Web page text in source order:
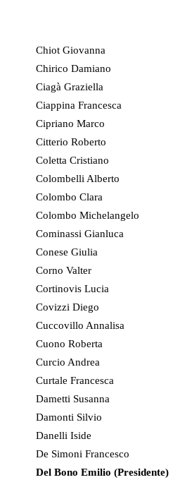
Chiot Giovanna
Chirico Damiano
Ciagà Graziella
Ciappina Francesca
Cipriano Marco
Citterio Roberto
Coletta Cristiano
Colombelli Alberto
Colombo Clara
Colombo Michelangelo
Cominassi Gianluca
Conese Giulia
Corno Valter
Cortinovis Lucia
Covizzi Diego
Cuccovillo Annalisa
Cuono Roberta
Curcio Andrea
Curtale Francesca
Dametti Susanna
Damonti Silvio
Danelli Iside
De Simoni Francesco
Del Bono Emilio (Presidente)